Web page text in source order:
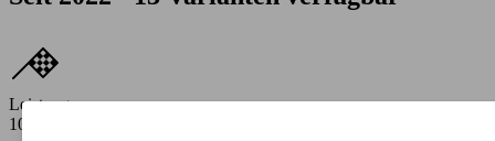
Leistung
100 - 102 PS